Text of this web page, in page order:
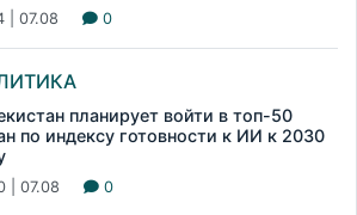
| 07.08 0
планирует войти в топ-50
по индексу готовности к ИИ к 2030
| 07.08 0